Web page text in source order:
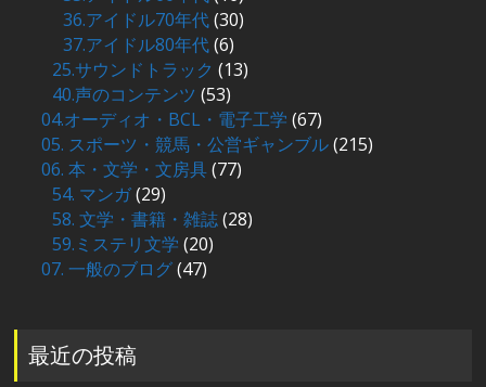
36.アイドル70年代(30)
37.アイドル80年代(6)
25.サウンドトラック (13)
40.声のコンテンツ (53)
04.オーディオ・BCL・電子工学 (67)
05. スポーツ・競馬・公営ギャンブル(215)
06. 本・文学・文房具(77)
54. マンガ(29)
58. 文学・書籍・雑誌(28)
59.ミステリ文学 (20)
07. 一般のブログ(47)
最近の投稿